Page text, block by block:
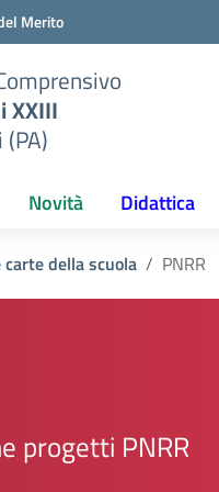
Merito
XXIII
Novità Didattica
carte della scuola PNRR
progetti PNRR